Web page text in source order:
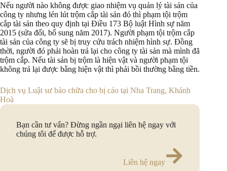
Nếu người nào không được giao nhiệm vụ quản lý tài sản của
công ty nhưng lén lút trộm cắp tài sản đó thì phạm tội trộm
cắp tài sản theo quy định tại Điều 173 Bộ luật Hình sự năm
2015 (sửa đổi, bổ sung năm 2017). Người phạm tội trộm cắp
tài sản của công ty sẽ bị truy cứu trách nhiệm hình sự. Đồng
thời, người đó phải hoàn trả lại cho công ty tài sản mà mình đã
trộm cắp. Nếu tài sản bị trộm là hiện vật và người phạm tội
không trả lại được bằng hiện vật thì phải bồi thường bằng tiền.
Dịch vụ Luật sư bào chữa cho bị cáo tại Nha Trang, Khánh
Hoà
Bạn cần tư vấn? Đừng ngần ngại liên hệ ngay với
chúng tôi để được hỗ trợ.
Liên hệ ngay